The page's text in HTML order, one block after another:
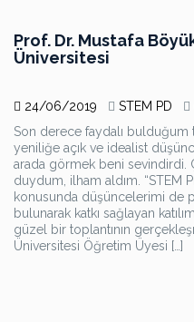
Prof. Dr. Mustafa
Üniversitesi
24/06/2019 STEM PD
Son derece faydalı bulduğum
yeniliğe açık ve idealist
arada görmek beni sevindirdi.
duydum, ilham aldım. “STEM
konusunda düşüncelerimi de
bulunarak katkı sağlayan
güzel bir toplantının
Üniversitesi Öğretim Üyesi […]